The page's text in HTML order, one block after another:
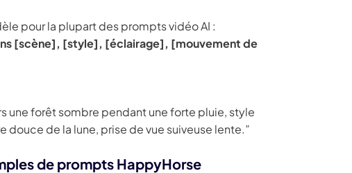
pour la plupart des prompts vidéo AI :
[scène], [style], [éclairage], [mouvement de
une forêt sombre pendant une forte pluie, style
de la lune, prise de vue suiveuse lente.”
de prompts HappyHorse